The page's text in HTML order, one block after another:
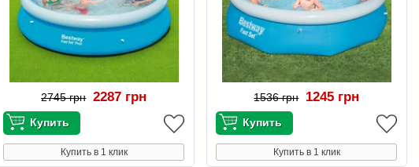
2745 грн 2287 грн
Купить в 1 клик
1536 грн 1245 грн
Купить в 1 клик